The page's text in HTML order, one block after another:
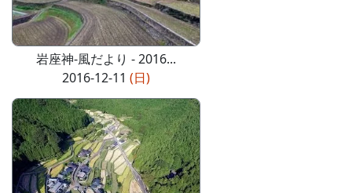
岩座神-風だより - 2016...
2016-12-11 (日)